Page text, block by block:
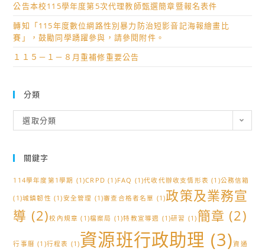
公告本校115學年度第5次代理教師甄選簡章暨報名表件
轉知「115年度數位網路性別暴力防治短影音記海報繪畫比
賽」，鼓勵同學踴躍參與，請參閱附件。
１１５－１－８月重補修重要公告
分類
類
選取分類
關鍵字
114學年度第1學期 (1)CRPD (1)FAQ (1)代收代辦收支情形表 (1)公務信箱
(1)城鎮韌性 (1)安全管理 (1)審查合格者名單 (1)政策及業務宣
導 (2)校內規章 (1)檔案局 (1)特教宣導週 (1)研習 (1) 簡章 (2)
行事曆 (1)行程表 (1)資源班行政助理 (3)資通